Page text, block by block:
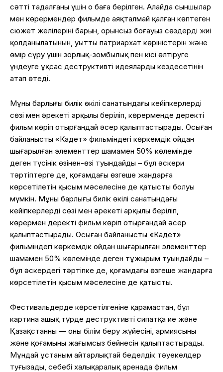
сәтті таңдалғаны үшін оң баға берілген. Алайда сыншылар
мен көрермендер фильмде аяқталмай қалған көптеген
сюжет желілерінің барын, орынсыз боғауыз сөздердің жиі
қолданылатынын, уытты патриархат көріністерін және
өмір сүру үшін зорлық-зомбылық пен кісі өлтіруге
үндеуге ұқсас деструктивті идеялардың кездесетінін
атап өтеді.
Мұның барлығы билік өкілі санатындағы кейіпкерлердің
сөзі мен әрекеті арқылы беріліп, көрерменде деректі
фильм көріп отырғандай әсер қалыптастырады. Осыған
байланысты «Кадет» фильміндегі көркемдік ойдан
шығарылған элементтер шамамен 50% көлемінде
деген түсінік өзінен-өзі туындайды – бұл әскери
тәртіптерге де, қоғамдағы өзгеше жандарға
көрсетілетін қысым мәселесіне де қатысты болуы
мүмкін. Мұның барлығы билік өкілі санатындағы
кейіпкерлердің сөзі мен әрекеті арқылы беріліп,
көрермен деректі фильм көріп отырғандай әсер
қалыптастырады. Осыған байланысты «Кадет»
фильміндегі көркемдік ойдан шығарылған элементтер
шамамен 50% көлемінде деген тұжырым туындайды –
бұл әскердегі тәртіпке де, қоғамдағы өзгеше жандарға
көрсетілетін қысым мәселесіне де қатысты.
Фестивальдерде көрсетілгеніне қарамастан, бұл
картина ашық түрде деструктивті сипатқа ие және
Қазақстанның — оның білім беру жүйесінің, армиясының
және қоғамының жағымсыз бейнесін қалыптастырады.
Мұндай ұстаным айтарлықтай беделдік тәуекелдер
туғызады, себебі халықаралық аренада фильм